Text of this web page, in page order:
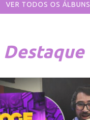
VER TODOS OS ÁLBUNS
Destaque